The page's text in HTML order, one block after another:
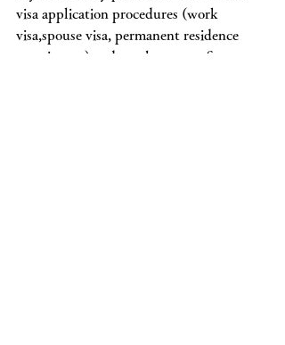
visa application procedures (work
visa,spouse visa, permanent residence
permit, etc.) and employment of